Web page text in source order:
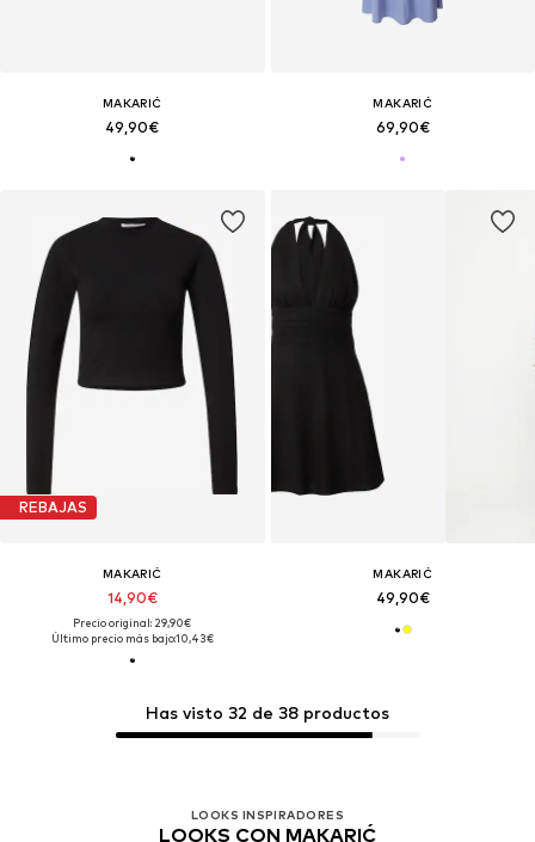
MAKARIĆ
49,90€
MAKARIĆ
69,90€
REBAJAS
MAKARIĆ
14,90€
Precio original: 29,90€
Último precio más bajo:10,43€
MAKARIĆ
49,90€
Has visto 32 de 38 productos
LOOKS INSPIRADORES
LOOKS CON MAKARIĆ